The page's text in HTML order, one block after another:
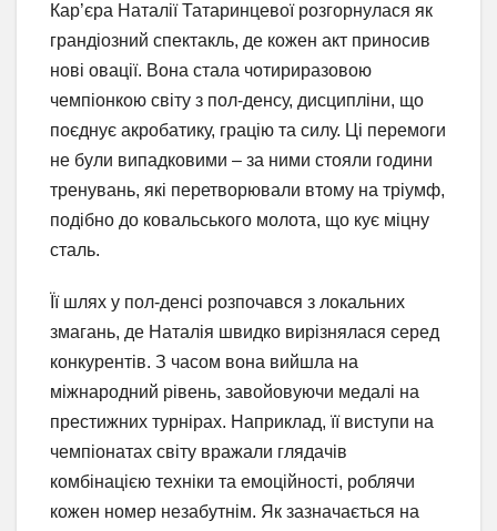
Кар’єра Наталії Татаринцевої розгорнулася як
грандіозний спектакль, де кожен акт приносив
нові овації. Вона стала чотириразовою
чемпіонкою світу з пол-денсу, дисципліни, що
поєднує акробатику, грацію та силу. Ці перемоги
не були випадковими – за ними стояли години
тренувань, які перетворювали втому на тріумф,
подібно до ковальського молота, що кує міцну
сталь.
Її шлях у пол-денсі розпочався з локальних
змагань, де Наталія швидко вирізнялася серед
конкурентів. З часом вона вийшла на
міжнародний рівень, завойовуючи медалі на
престижних турнірах. Наприклад, її виступи на
чемпіонатах світу вражали глядачів
комбінацією техніки та емоційності, роблячи
кожен номер незабутнім. Як зазначається на